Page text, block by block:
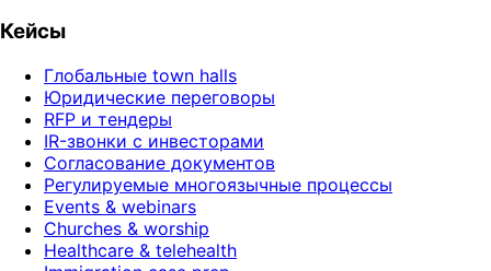
Кейсы
Глобальные town halls
Юридические переговоры
RFP и тендеры
IR-звонки с инвесторами
Согласование документов
Регулируемые многоязычные процессы
Events & webinars
Churches & worship
Healthcare & telehealth